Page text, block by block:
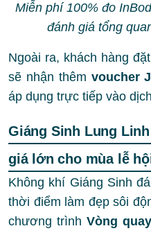
Miễn phí 100% đo
đánh giá tổng
Ngoài ra, khách hàng
sẽ nhận thêm voucher
áp dụng trực tiếp vào
Giáng Sinh Lung
giá lớn cho mùa lễ
Không khí Giáng Sinh
thời điểm làm đẹp sôi
chương trình Vòng